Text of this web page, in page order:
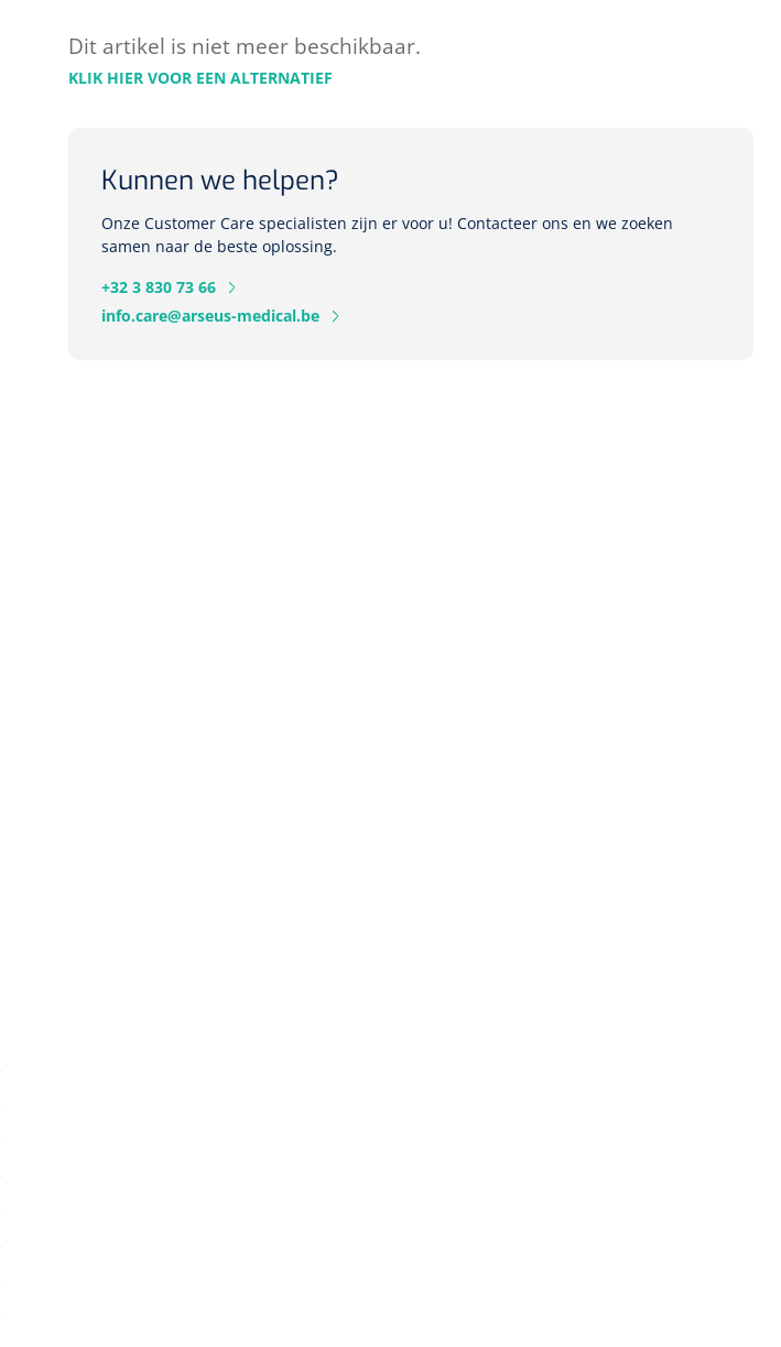
Dit artikel is niet meer beschikbaar.
KLIK HIER VOOR EEN ALTERNATIEF
Kunnen we helpen?
Onze Customer Care specialisten zijn er voor u! Contacteer ons en we zoeken
samen naar de beste oplossing.
+32 3 830 73 66
info.care@arseus-medical.be